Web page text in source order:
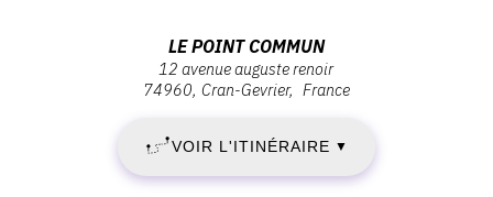
14
2020
LE POINT COMMUN
12 avenue auguste renoir
74960 Cran-Gevrier France
VOIR L'ITINÉRAIRE ▼